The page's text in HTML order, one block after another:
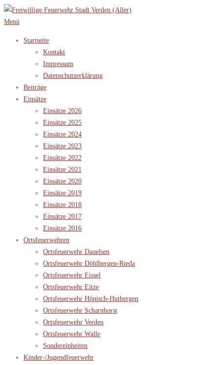
Zum
Inhalt
Menü
Startseite
Kontakt
Impressum
Datenschutzerklärung
Beiträge
Einsätze
Einsätze 2026
Einsätze 2025
Einsätze 2024
Einsätze 2023
Einsätze 2022
Einsätze 2021
Einsätze 2020
Einsätze 2019
Einsätze 2018
Einsätze 2017
Einsätze 2016
Ortsfeuerwehren
Ortsfeuerwehr Dauelsen
Ortsfeuerwehr Döhlbergen-Rieda
Ortsfeuerwehr Eissel
Ortsfeuerwehr Eitze
Ortsfeuerwehr Hönisch-Hutbergen
Ortsfeuerwehr Scharnhorst
Ortsfeuerwehr Verden
Ortsfeuerwehr Walle
Sondereinheiten
Kinder-/Jugendfeuerwehr